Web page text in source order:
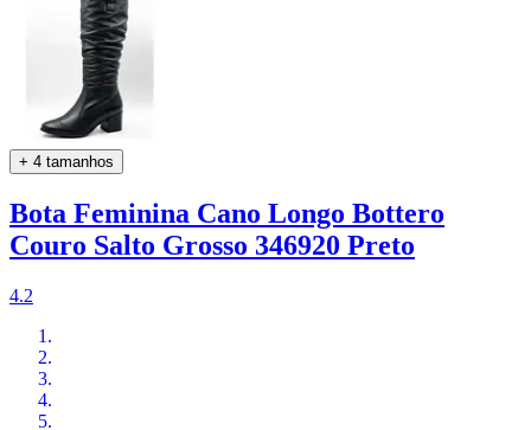
+ 4 tamanhos
Bota Feminina Cano Longo Bottero
Couro Salto Grosso 346920 Preto
4.2